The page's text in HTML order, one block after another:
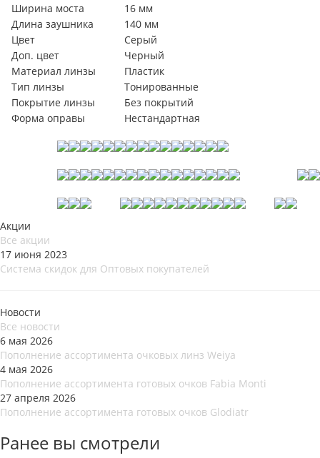
Ширина моста
16 мм
Длина заушника
140 мм
Цвет
Серый
Доп. цвет
Черный
Материал линзы
Пластик
Тип линзы
Тонированные
Покрытие линзы
Без покрытий
Форма оправы
Нестандартная
Акции
Все акции
17 июня 2023
Система скидок для Оптовых покупателей
Новости
Все новости
6 мая 2026
Пополнение ассортимента очковых линз Weiya
4 мая 2026
Пополнение ассортимента готовых очков Fabia Monti
27 апреля 2026
Пополнение ассортимента готовых очков Glodiatr
Ранее вы смотрели